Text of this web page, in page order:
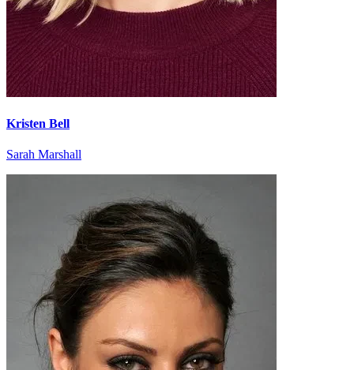
Kristen Bell
Sarah Marshall